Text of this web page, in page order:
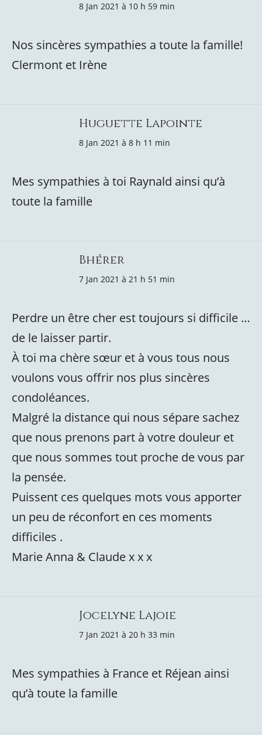
8 Jan 2021 à 10 h 59 min
Nos sincères sympathies a toute la famille!
Clermont et Irène
Huguette Lapointe
8 Jan 2021 à 8 h 11 min
Mes sympathies à toi Raynald ainsi qu’à
toute la famille
Bhérer
7 Jan 2021 à 21 h 51 min
Perdre un être cher est toujours si difficile …
de le laisser partir.
À toi ma chère sœur et à vous tous nous
voulons vous offrir nos plus sincères
condoléances.
Malgré la distance qui nous sépare sachez
que nous prenons part à votre douleur et
que nous sommes tout proche de vous par
la pensée.
Puissent ces quelques mots vous apporter
un peu de réconfort en ces moments
difficiles .
Marie Anna & Claude x x x
Jocelyne Lajoie
7 Jan 2021 à 20 h 33 min
Mes sympathies à France et Réjean ainsi
qu’à toute la famille